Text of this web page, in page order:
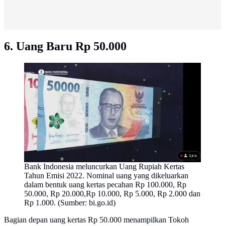
6. Uang Baru Rp 50.000
Bank Indonesia meluncurkan Uang Rupiah Kertas
Tahun Emisi 2022. Nominal uang yang dikeluarkan
dalam bentuk uang kertas pecahan Rp 100.000, Rp
50.000, Rp 20.000,Rp 10.000, Rp 5.000, Rp 2.000 dan
Rp 1.000. (Sumber: bi.go.id)
Bagian depan uang kertas Rp 50.000 menampilkan Tokoh